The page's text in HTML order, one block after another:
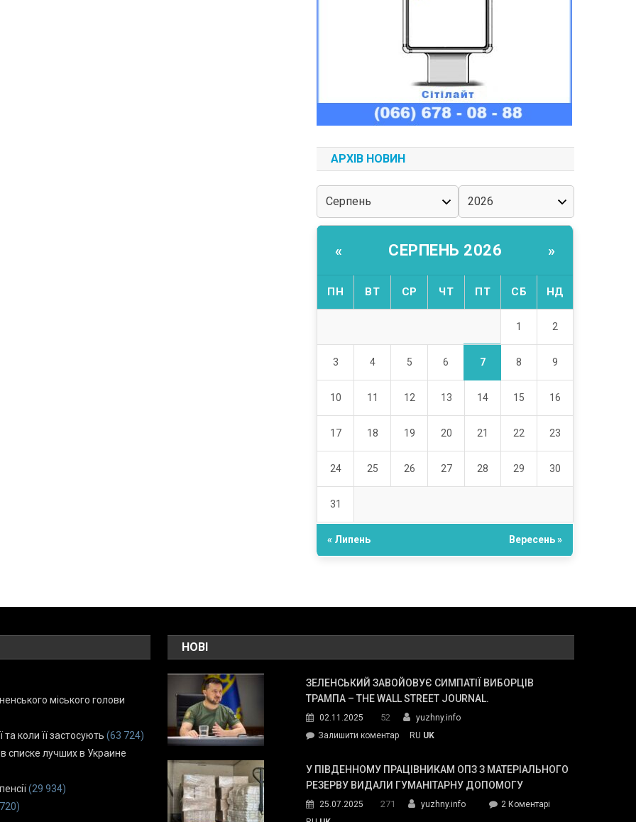
АРХІВ НОВИН
« СЕРПЕНЬ 2026 »
ПН ВТ СР ЧТ ПТ СБ НД
1 2
3 4 5 6 7 8 9
10 11 12 13 14 15 16
17 18 19 20 21 22 23
24 25 26 27 28 29 30
31
« Липень Вересень »
міського голови
коли її застосують (63 724)
списке лучших в Украине
(29 934)
НОВІ
ЗЕЛЕНСЬКИЙ ЗАВОЙОВУЄ СИМПАТІЇ ВИБОРЦІВ
ТРАМПА – THE WALL STREET JOURNAL.
02.11.2025 52
yuzhny.info
Залишити коментарon
завойовує
симпатії
Трампа
RU UK
У ПІВДЕННОМУ ПРАЦІВНИКАМ ОПЗ З МАТЕРІАЛЬНОГО
РЕЗЕРВУ ВИДАЛИ ГУМАНІТАРНУ ДОПОМОГУ
25.07.2025 271 yuzhny.info 2 Коментарідо